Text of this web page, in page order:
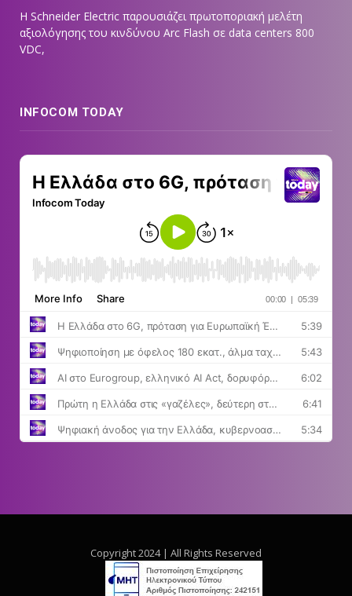
Η Schneider Electric παρουσιάζει πρωτοποριακή μελέτη
αξιολόγησης του κινδύνου Arc Flash σε data centers 800
VDC,
INFOCOM TODAY
Copyright 2024 | All Rights Reserved